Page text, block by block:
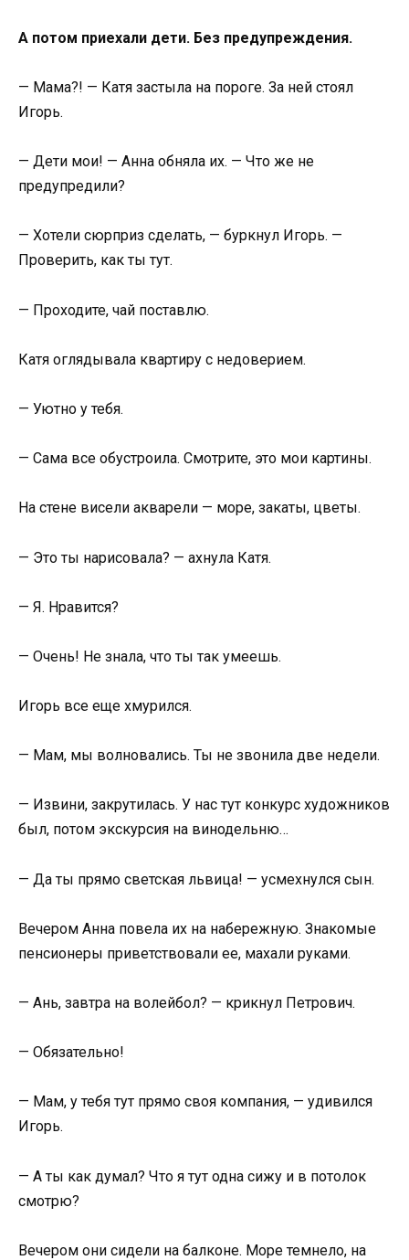
А потом приехали дети. Без предупреждения.
— Мама?! — Катя застыла на пороге. За ней стоял
Игорь.
— Дети мои! — Анна обняла их. — Что же не
предупредили?
— Хотели сюрприз сделать, — буркнул Игорь. —
Проверить, как ты тут.
— Проходите, чай поставлю.
Катя оглядывала квартиру с недоверием.
— Уютно у тебя.
— Сама все обустроила. Смотрите, это мои картины.
На стене висели акварели — море, закаты, цветы.
— Это ты нарисовала? — ахнула Катя.
— Я. Нравится?
— Очень! Не знала, что ты так умеешь.
Игорь все еще хмурился.
— Мам, мы волновались. Ты не звонила две недели.
— Извини, закрутилась. У нас тут конкурс художников
был, потом экскурсия на винодельню…
— Да ты прямо светская львица! — усмехнулся сын.
Вечером Анна повела их на набережную. Знакомые
пенсионеры приветствовали ее, махали руками.
— Ань, завтра на волейбол? — крикнул Петрович.
— Обязательно!
— Мам, у тебя тут прямо своя компания, — удивился
Игорь.
— А ты как думал? Что я тут одна сижу и в потолок
смотрю?
Вечером они сидели на балконе. Море темнело, на